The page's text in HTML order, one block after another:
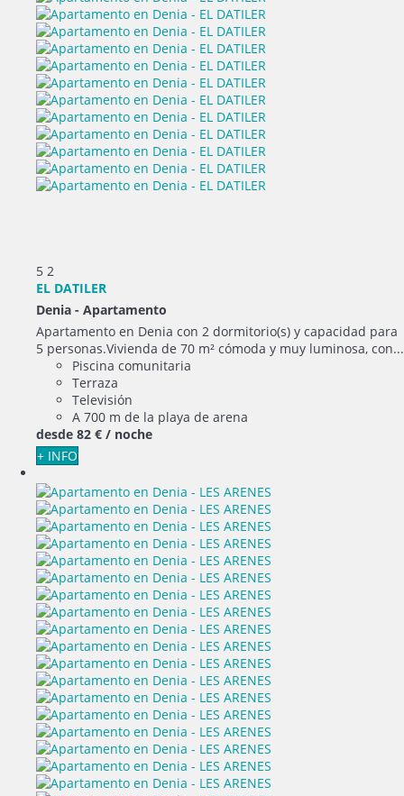
5 2
EL DATILER
Denia - Apartamento
Apartamento en Denia con 2 dormitorio(s) y capacidad para
5 personas.Vivienda de 70 m² cómoda y muy luminosa, con...
Piscina comunitaria
Terraza
Televisión
A 700 m de la playa de arena
desde 82 € / noche
+ INFO